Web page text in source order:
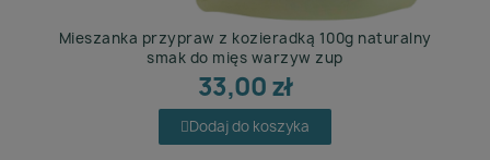
Mieszanka przypraw z kozieradką 100g naturalny
smak do mięs warzyw zup
33,00 zł
Dodaj do koszyka